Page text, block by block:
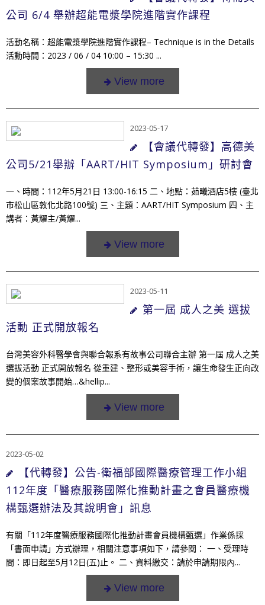
公司 6/4 舉辦超能電漿學院進階實作課程
活動名稱：超能電漿學院進階實作課程– Technique is in the Details
活動時間：2023 / 06 / 04 10:00 – 15:30 ...
2023-05-17
【會議代轉發】高德美
公司5/21舉辦「AART/HIT Symposium」研討會
一、時間：112年5月21日 13:00-16:15 二、地點：茹曦酒店5樓 (臺北
市松山區敦化北路100號) 三、主題：AART/HIT Symposium 四、主
講者：黃耀主/黃耀...
2023-05-11
第一屆 成人之美 選拔
活動 正式開放報名
台灣美容外科醫學會與聯合報系有故事公司聯合主辦 第一屆 成人之美
選拔活動 正式開放報名 從重建、整形或美容手術，讓生命發生正向改
變的個案故事開始…&hellip...
2023-05-02
【代轉發】公告-衛福部國際醫療管理工作小組
112年度「醫療服務國際化推動計畫之會員醫療機
構甄選辦法及其說明會」訊息
有關「112年度醫療服務國際化推動計畫會員機構甄選」作業係採
「書面申請」方式辦理，相關注意事項如下，請參閱： 一、受理時
間：即日起至5月12日(五)止。 二、資料繳交：請於申請期限內...